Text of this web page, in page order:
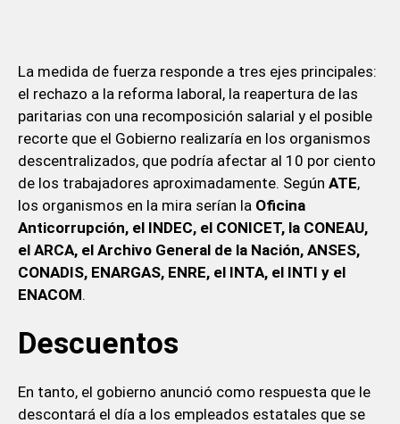
La medida de fuerza responde a tres ejes principales:
el rechazo a la reforma laboral, la reapertura de las
paritarias con una recomposición salarial y el posible
recorte que el Gobierno realizaría en los organismos
descentralizados, que podría afectar al 10 por ciento
de los trabajadores aproximadamente. Según ATE,
los organismos en la mira serían la Oficina
Anticorrupción, el INDEC, el CONICET, la CONEAU,
el ARCA, el Archivo General de la Nación, ANSES,
CONADIS, ENARGAS, ENRE, el INTA, el INTI y el
ENACOM.
Descuentos
En tanto, el gobierno anunció como respuesta que le
descontará el día a los empleados estatales que se